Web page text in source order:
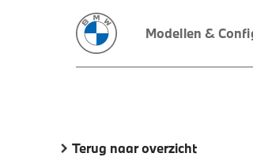
Modellen &
Terug naar overzicht